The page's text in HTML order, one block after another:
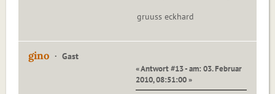
gruuss eckhard
gino Gast
« Antwort #13 - am: 03. Februar
2010, 08:51:00 »